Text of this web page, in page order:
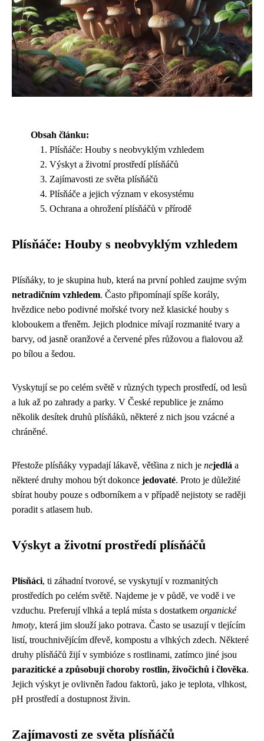
Obsah článku:
Plísňáče: Houby s neobvyklým vzhledem
Výskyt a životní prostředí plísňáčů
Zajímavosti ze světa plísňáčů
Plísňáče a jejich význam v ekosystému
Ochrana a ohrožení plísňáčů v přírodě
Plísňáče: Houby s neobvyklým vzhledem
Plísňáky, to je skupina hub, která na první pohled zaujme svým
netradičním vzhledem. Často připomínají spíše korály,
hvězdice nebo podivné mořské tvory než klasické houby s
kloboukem a třeněm. Jejich plodnice mívají rozmanité tvary a
barvy, od jasně oranžové a červené přes růžovou a fialovou až
po bílou a šedou.
Vyskytují se po celém světě v různých typech prostředí, od lesů
a luk až po zahrady a parky. V České republice je známo
několik desítek druhů plísňáků, některé z nich jsou vzácné a
chráněné.
Přestože plísňáky vypadají lákavě, většina z nich je nejedlá a
některé druhy mohou být dokonce jedovaté. Proto je důležité
sbírat houby pouze s odborníkem a v případě nejistoty se raději
poradit s atlasem hub.
Výskyt a životní prostředí plísňáčů
Plísňáci, ti záhadní tvorové, se vyskytují v rozmanitých
prostředích po celém světě. Najdeme je v půdě, ve vodě i ve
vzduchu. Preferují vlhká a teplá místa s dostatkem organické
hmoty, která jim slouží jako potrava. Často se usazují v tlejícím
listí, trouchnivějícím dřevě, kompostu a vlhkých zdech. Některé
druhy plísňáčů žijí v symbióze s rostlinami, zatímco jiné jsou
parazitické a způsobují choroby rostlin, živočichů i člověka.
Jejich výskyt je ovlivněn řadou faktorů, jako je teplota, vlhkost,
pH prostředí a dostupnost živin.
Zajímavosti ze světa plísňáčů